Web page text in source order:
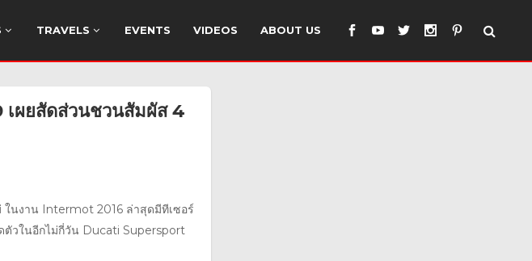
TRAVELS EVENTS VIDEOS ABOUT US
ผยสัดส่วนชวนสัมผัส 4
ในงาน Intermot 2016 ล่าสุดมีทีเซอร์
วในอีกไม่กี่วัน Ducati Supersport